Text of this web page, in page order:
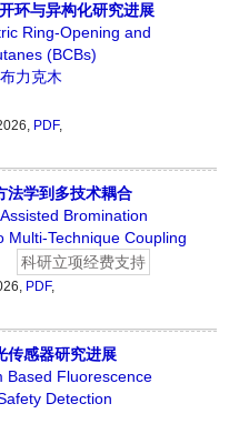
环与异构化研究进展
Ring-Opening and
(BCBs)
力克木
PDF,
法学到多技术耦合
Bromination
Multi-Technique Coupling
科研立项经费支持
PDF,
传感器研究进展
Based Fluorescence
Detection